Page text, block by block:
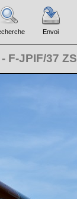
Envoi
F-JPIF/37 ZS